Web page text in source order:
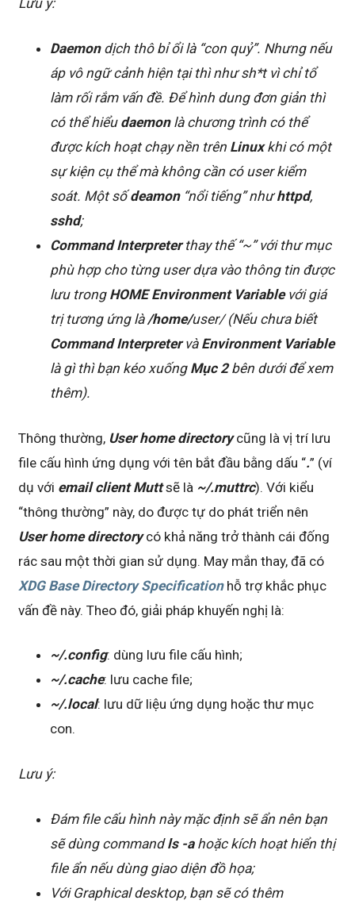
Daemondịch thô bỉ ổi là “con quỷ”. Nhưng nếu
áp vô ngữ cảnh hiện tại thì như sh*t vì chỉ tổ
làm rối rắm vấn đề. Để hình dung đơn giản thì
có thể hiểu daemonlà chương trình có thể
được kích hoạt chạy nền trên Linuxkhi có một
sự kiện cụ thể mà không cần có user kiểm
soát. Một sốdeamon“nổi tiếng” nhưhttpd,
sshd;
Command Interpreterthay thế “~” với thư mục
phù hợp cho từng user dựa vào thông tin được
lưu trong HOME Environment Variablevới giá
trị tương ứng là /home/user/ (Nếu chưa biết
Command InterpretervàEnvironment Variable
là gì thì bạn kéo xuống Mục 2bên dưới để xem
thêm).
Thông thường, User home directorycũng là vị trí lưu
file cấu hình ứng dụng với tên bắt đầu bằng dấu “.” (ví
dụ với email client Muttsẽ là ~/.muttrc). Với kiểu
“thông thường” này, do được tự do phát triển nên
User home directorycó khả năng trở thành cái đống
rác sau một thời gian sử dụng. May mắn thay, đã có
XDG Base Directory Specificationhỗ trợ khắc phục
vấn đề này. Theo đó, giải pháp khuyến nghị là:
~/.config: dùng lưu file cấu hình;
~/.cache: lưu cache file;
~/.local: lưu dữ liệu ứng dụng hoặc thư mục
con.
Lưu ý:
Đám file cấu hình này mặc định sẽ ẩn nên bạn
sẽ dùng commandls -ahoặc kích hoạt hiển thị
file ẩn nếu dùng giao diện đồ họa;
Với Graphical desktop, bạn sẽ có thêm